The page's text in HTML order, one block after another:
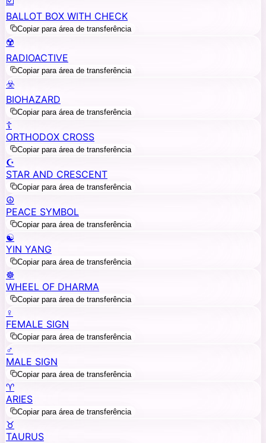
BALLOT BOX WITH CHECK
Copiar para área de transferência
☢️
RADIOACTIVE
Copiar para área de transferência
☣️
BIOHAZARD
Copiar para área de transferência
☦️
ORTHODOX CROSS
Copiar para área de transferência
☪️
STAR AND CRESCENT
Copiar para área de transferência
☮️
PEACE SYMBOL
Copiar para área de transferência
☯️
YIN YANG
Copiar para área de transferência
☸️
WHEEL OF DHARMA
Copiar para área de transferência
♀️
FEMALE SIGN
Copiar para área de transferência
♂️
MALE SIGN
Copiar para área de transferência
♈
ARIES
Copiar para área de transferência
♉
TAURUS